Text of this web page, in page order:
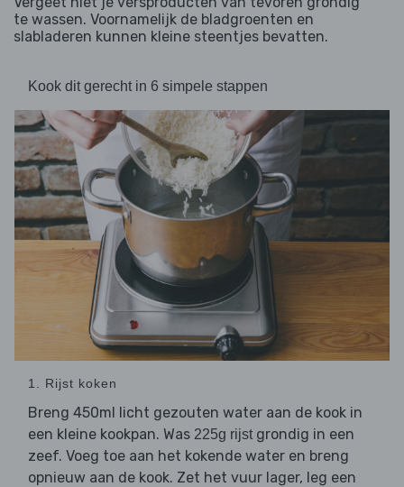
te wassen. Voornamelijk de bladgroenten en
slabladeren kunnen kleine steentjes bevatten.
Kook dit gerecht in 6 simpele stappen
1. Rijst koken
Breng 450ml licht gezouten water aan de kook in
een kleine kookpan. Was 225g rijst grondig in een
zeef. Voeg toe aan het kokende water en breng
opnieuw aan de kook. Zet het vuur lager, leg een